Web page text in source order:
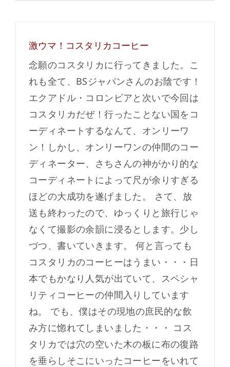
激ウマ！コスタリカコーヒー
念願のコスタリカに行ってきました。こ
れも全て、BSジャパンさんのお陰です！
エクアドル・コロンビアと次いで今回は
コスタリカだぜ！行ったことない国をコ
ーディネートするなんて、オンリーワ
ン！しかし、オンリーワンの仲間のコー
ディネーター、さちさんの神がかり的な
コーディネートによって尺が余りすぎる
ほどの大成功を遂げました。 さて、放
送も終わったので、ゆっくりと旅行じゃ
なくて撮影の余韻に浸るとします。少し
づつ、書いていきます。 何と言っても
コスタリカのコーヒーはうまい・・・日
本でもかなり人気が出ていて、スペシャ
リティコーヒーの仲間入りしています
ね。 でも、僕はその現地の庶民的な飲
み方に惚れてしまいました・・・ コス
タリカでは穴の空いた木の板に布の復路
を垂らしそこにいったコーヒーをいれて